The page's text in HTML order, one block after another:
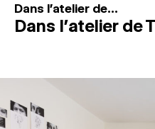
Dans l'atelier de...
Dans l’atelier de